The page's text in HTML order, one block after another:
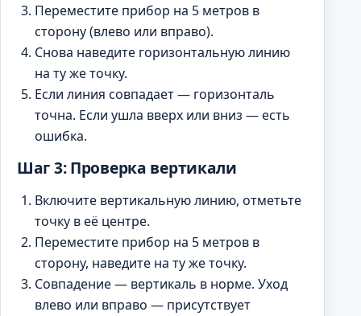
Переместите прибор на 5 метров в
сторону (влево или вправо).
Снова наведите горизонтальную линию
на ту же точку.
Если линия совпадает — горизонталь
точна. Если ушла вверх или вниз — есть
ошибка.
Шаг 3: Проверка вертикали
Включите вертикальную линию, отметьте
точку в её центре.
Переместите прибор на 5 метров в
сторону, наведите на ту же точку.
Совпадение — вертикаль в норме. Уход
влево или вправо — присутствует